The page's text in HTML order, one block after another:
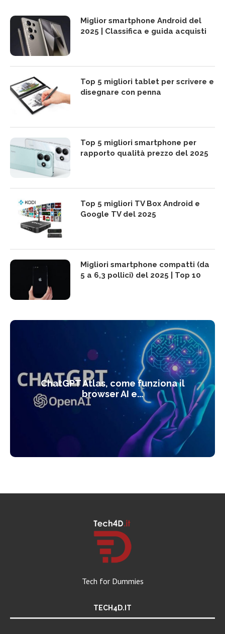
Miglior smartphone Android del
2025 | Classifica e guida acquisti
Top 5 migliori tablet per scrivere e
disegnare con penna
Top 5 migliori smartphone per
rapporto qualità prezzo del 2025
Top 5 migliori TV Box Android e
Google TV del 2025
Migliori smartphone compatti (da
5 a 6,3 pollici) del 2025 | Top 10
ChatGPT Atlas, come funziona il
browser AI e...
Tech for Dummies
TECH4D.IT